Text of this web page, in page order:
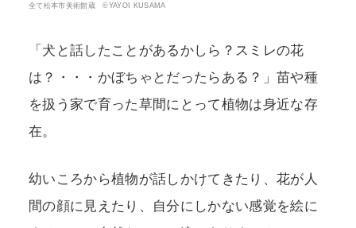
全て松本市美術館蔵 ©YAYOI KUSAMA
「犬と話したことがあるかしら？スミレの花
は？・・・かぼちゃとだったらある？」苗や種
を扱う家で育った草間にとって植物は身近な存
在。
幼いころから植物が話しかけてきたり、花が人
間の顔に見えたり、自分にしかない感覚を絵に